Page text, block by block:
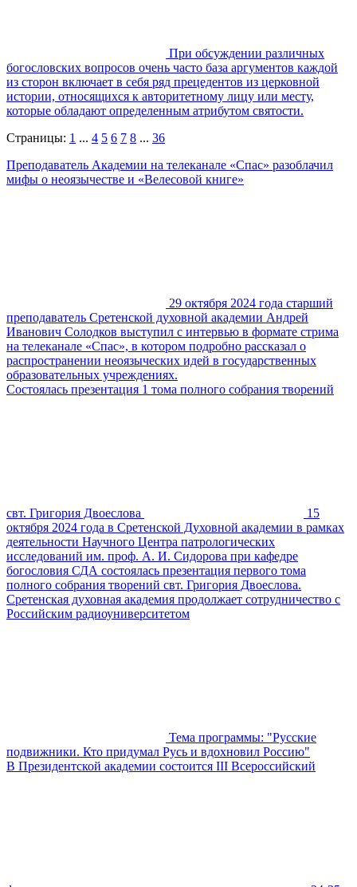
При обсуждении различных
богословских вопросов очень часто база аргументов каждой
из сторон включает в себя ряд прецедентов из церковной
истории, относящихся к авторитетному лицу или месту,
которые обладают определенным атрибутом святости.
Страницы: 1 ... 4 5 6 7 8 ... 36
Преподаватель Академии на телеканале «Спас» разоблачил
мифы о неоязычестве и «Велесовой книге»
29 октября 2024 года старший
преподаватель Сретенской духовной академии Андрей
Иванович Солодков выступил с интервью в формате стрима
на телеканале «Спас», в котором подробно рассказал о
распространении неоязыческих идей в государственных
образовательных учреждениях.
Состоялась презентация 1 тома полного собрания творений
свт. Григория Двоеслова
15
октября 2024 года в Сретенской Духовной академии в рамках
деятельности Научного Центра патрологических
исследований им. проф. А. И. Сидорова при кафедре
богословия СДА состоялась презентация первого тома
полного собрания творений свт. Григория Двоеслова.
Сретенская духовная академия продолжает сотрудничество с
Российским радиоуниверситетом
Тема программы: "Русские
подвижники. Кто придумал Русь и вдохновил Россию"
В Президентской академии состоится III Всероссийский